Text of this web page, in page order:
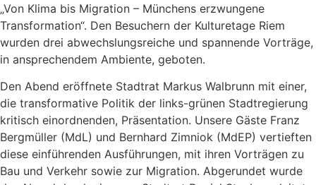
„Von Klima bis Migration – Münchens erzwungene
Transformation“. Den Besuchern der Kulturetage Riem
wurden drei abwechslungsreiche und spannende Vorträge,
in ansprechendem Ambiente, geboten.
Den Abend eröffnete Stadtrat Markus Walbrunn mit einer,
die transformative Politik der links-grünen Stadtregierung
kritisch einordnenden, Präsentation. Unsere Gäste Franz
Bergmüller (MdL) und Bernhard Zimniok (MdEP) vertieften
diese einführenden Ausführungen, mit ihren Vorträgen zu
Bau und Verkehr sowie zur Migration. Abgerundet wurde